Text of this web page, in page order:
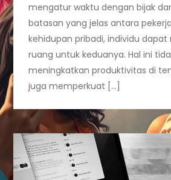
mengatur waktu dengan bijak
batasan yang jelas antara
kehidupan pribadi, individu
ruang untuk keduanya. Hal ini
meningkatkan produktivitas di
juga memperkuat […]